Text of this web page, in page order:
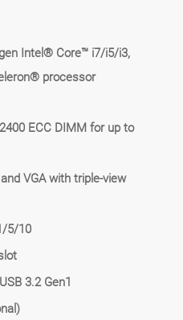
Intel® Core™ i7/i5/i3,
processor
ECC DIMM for up to
VGA with triple-view
5/10
3.2 Gen1